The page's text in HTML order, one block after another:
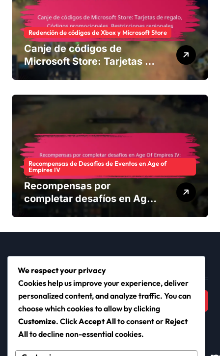
Redención de códigos de Xbox y Microsoft Store
Canje de códigos de
Microsoft Store: Tarjetas de
regalo, Códigos
Restricciones regionales
Recompensas de Desafíos de Eventos en Age of
Empires IV
Recompensas por
completar desafíos en Age
Of Empires IV: Insignias de
Buscar
Search
for:
We respect your privacy
Cookies help us improve your experience, deliver
personalized content, and analyze traffic. You can
choose which cookies to allow by clicking
Customize. ClickAccept Allto consent or Reject
Allto decline non-essential cookies.